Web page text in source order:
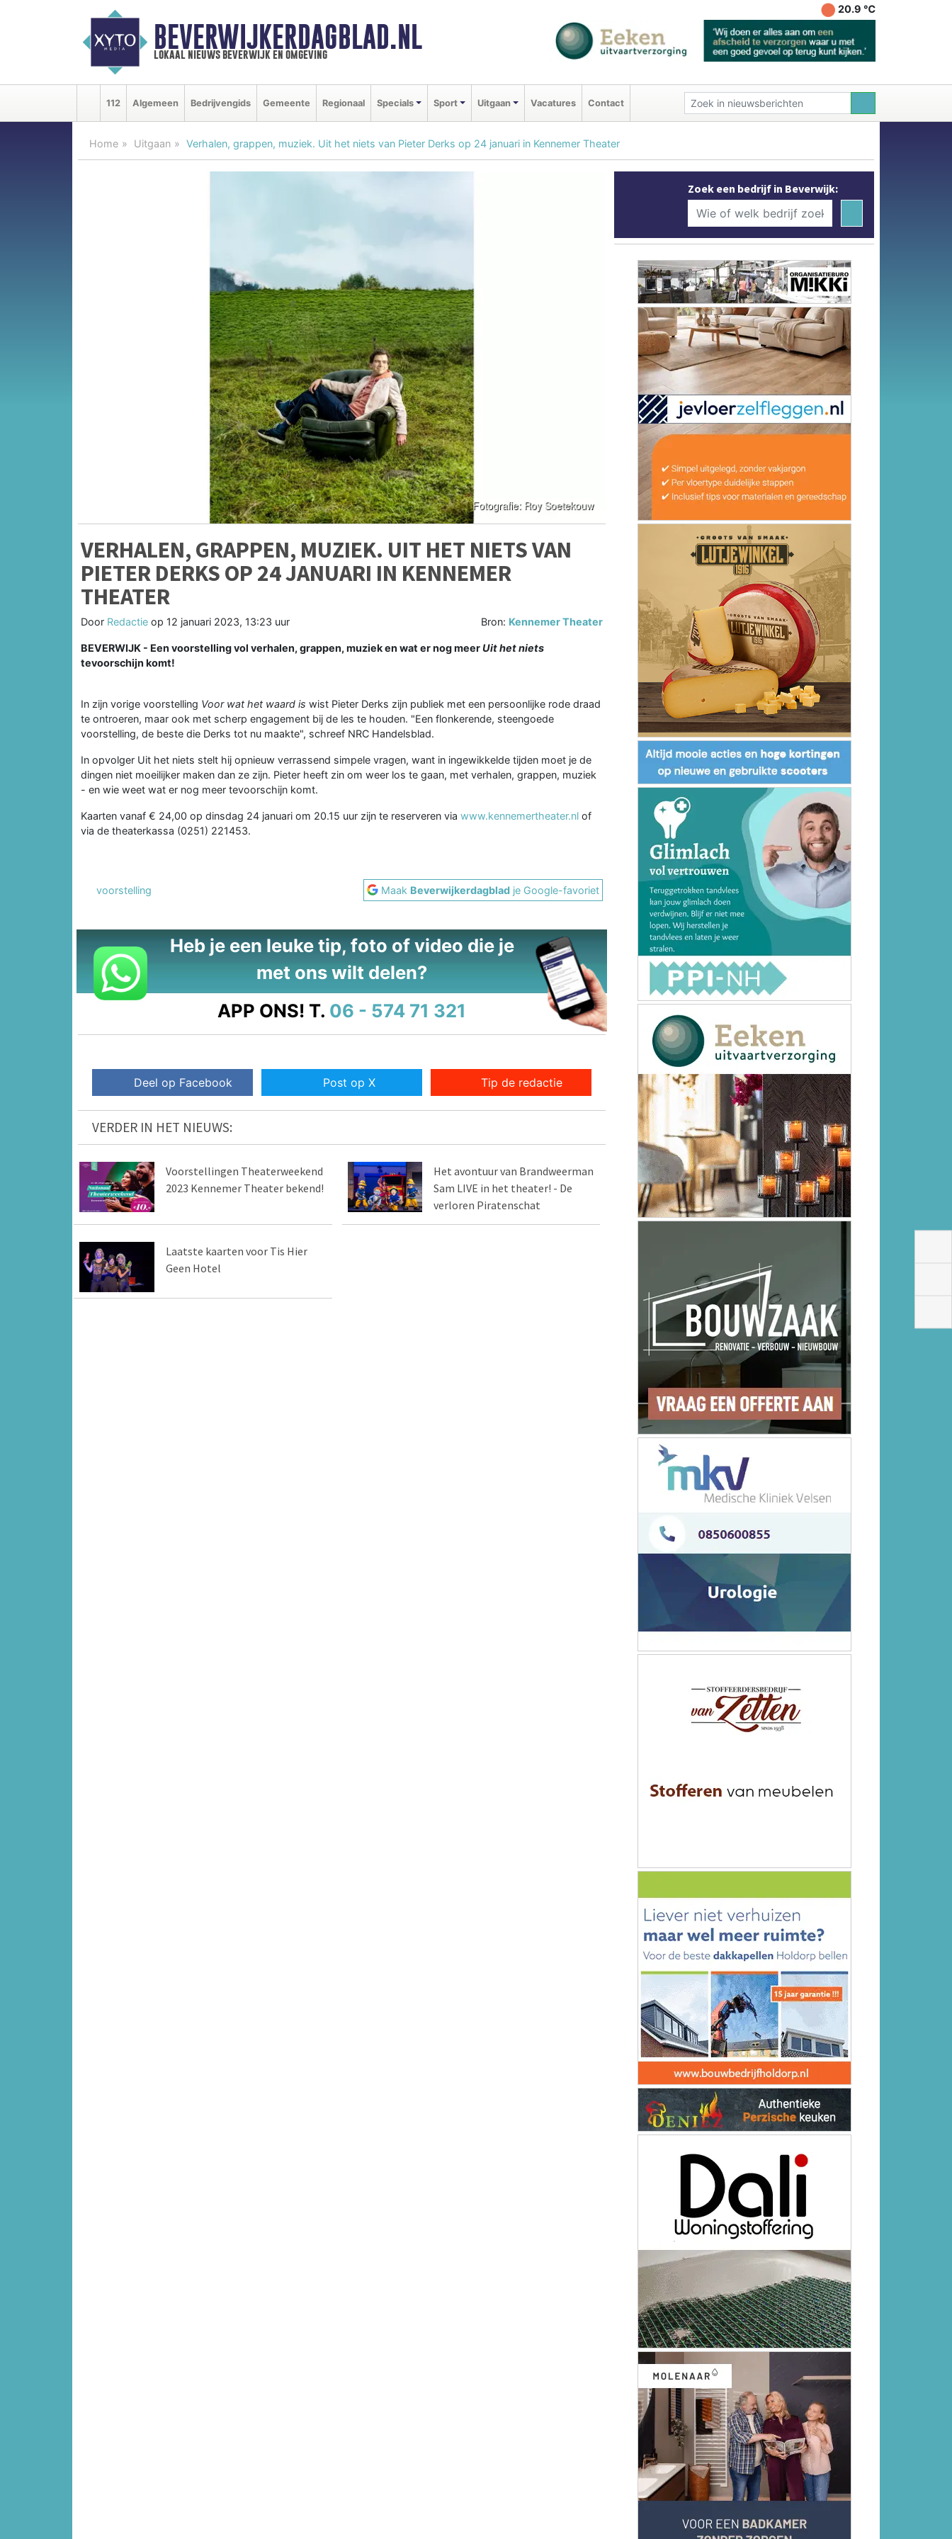
BEVERWIJKERDAGBLAD.NL
lokaal nieuws beverwijk en omgeving
20.9 ℃
112 Algemeen Bedrijvengids Gemeente Regionaal Specials Sport Uitgaan Vacatures Contact
Home Uitgaan Verhalen, grappen, muziek. Uit het niets van Pieter Derks op 24 januari in Kennemer Theater
VERHALEN, GRAPPEN, MUZIEK. UIT HET NIETS VAN
PIETER DERKS OP 24 JANUARI IN KENNEMER
THEATER
Door Redactie op 12 januari 2023, 13:23 uur Bron: Kennemer Theater
BEVERWIJK - Een voorstelling vol verhalen, grappen, muziek en wat er nog meerUit het niets
tevoorschijn komt!
In zijn vorige voorstelling Voor wat het waard is wist Pieter Derks zijn publiek met een persoonlijke rode draad
te ontroeren, maar ook met scherp engagement bij de les te houden. "Een flonkerende, steengoede
voorstelling, de beste die Derks tot nu maakte", schreef NRC Handelsblad.
In opvolger Uit het niets stelt hij opnieuw verrassend simpele vragen, want in ingewikkelde tijden moet je de
dingen niet moeilijker maken dan ze zijn. Pieter heeft zin om weer los te gaan, met verhalen, grappen, muziek
- en wie weet wat er nog meer tevoorschijn komt.
Kaarten vanaf € 24,00 op dinsdag 24 januari om 20.15 uur zijn te reserveren via www.kennemertheater.nl of
via de theaterkassa (0251) 221453.
voorstelling Maak Beverwijkerdagblad je Google-favoriet
Heb je een leuke tip, foto of video die je
met ons wilt delen?
APP ONS! T. 06 - 574 71 321
Deel op Facebook Post op X Tip de redactie
VERDER IN HET NIEUWS:
Voorstellingen Theaterweekend
2023 Kennemer Theater bekend!
Het avontuur van Brandweerman
Sam LIVE in het theater! - De
verloren Piratenschat
Laatste kaarten voor Tis Hier
Geen Hotel
Zoek een bedrijf in Beverwijk: